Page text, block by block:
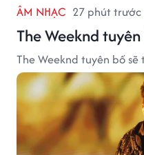
ÂM NHẠC 27 phút trước
The Weeknd
The Weeknd tuyên bố